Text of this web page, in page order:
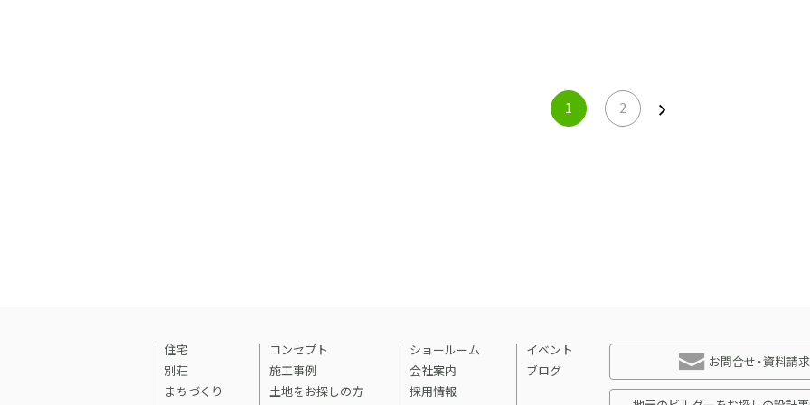
1 2
住宅
別荘
まちづくり
コンセプト
施工事例
土地をお探しの方
ショールーム
会社案内
採用情報
イベント
ブログ
お問合せ・資料請求